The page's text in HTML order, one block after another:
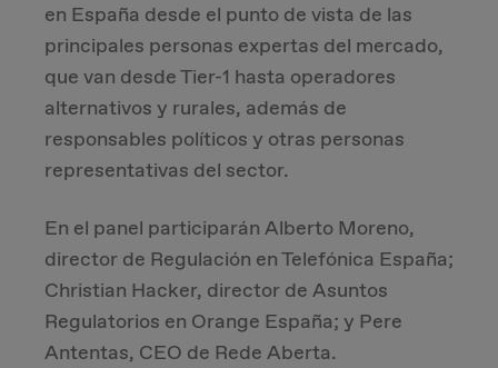
en España desde el punto de vista de las
principales personas expertas del mercado,
que van desde Tier-1 hasta operadores
alternativos y rurales, además de
responsables políticos y otras personas
representativas del sector.
En el panel participarán Alberto Moreno,
director de Regulación en Telefónica España;
Christian Hacker, director de Asuntos
Regulatorios en Orange España; y Pere
Antentas, CEO de Rede Aberta.